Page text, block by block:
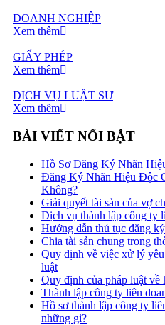
DOANH NGHIỆP
Xem thêm
GIẤY PHÉP
Xem thêm
DỊCH VỤ LUẬT SƯ
Xem thêm
BÀI VIẾT NỔI BẬT
Hồ Sơ Đăng Ký Nhãn
Đăng Ký Nhãn Hiệu Độc
Không?
Giải quyết tài sản của vợ
Dịch vụ thành lập công ty
Hướng dẫn thủ tục đăng
Chia tài sản chung trong
Quy định về việc xử lý
luật
Quy định của pháp luật về
Thành lập công ty liên
Hồ sơ thành lập công ty
những gì?